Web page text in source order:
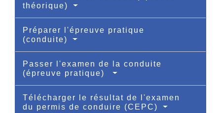
théorique)
Préparer l'épreuve pratique
(conduite)
Passer l'examen de la conduite
(épreuve pratique)
Télécharger le résultat de l'examen
du permis de conduire (CEPC)